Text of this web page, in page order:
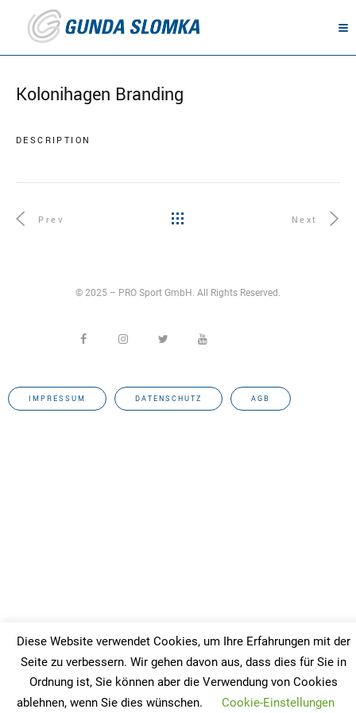
Kolonihagen Branding
DESCRIPTION
Prev Next
© 2025 – PRO Sport GmbH. All Rights Reserved.
IMPRESSUM DATENSCHUTZ AGB
Diese Website verwendet Cookies, um Ihre Erfahrungen mit der
Seite zu verbessern. Wir gehen davon aus, dass dies für Sie in
Ordnung ist, Sie können aber die Verwendung von Cookies
ablehnen, wenn Sie dies wünschen.
Cookie-Einstellungen